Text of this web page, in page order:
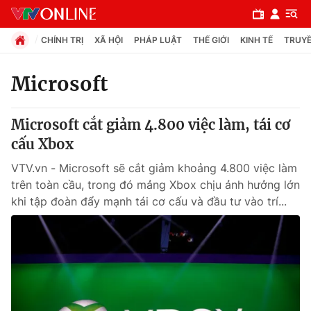
Chuyên mục
Chính trị
Xã hội
Pháp luật
Y tế
CHÍNH TRỊ XÃ HỘI PHÁP LUẬT THẾ GIỚI KINH TẾ
Microsoft
Microsoft cắt giảm 4.800 việc làm, tái cơ
cấu Xbox
VTV.vn - Microsoft sẽ cắt giảm khoảng 4.800 việc làm
trên toàn cầu, trong đó mảng Xbox chịu ảnh hưởng lớn
khi tập đoàn đẩy mạnh tái cơ cấu và đầu tư vào trí...